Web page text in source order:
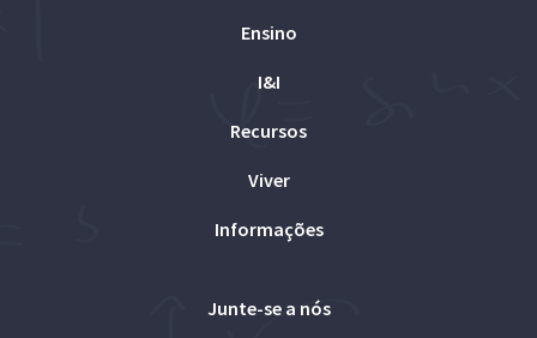
Ensino
I&I
Recursos
Viver
Informações
Junte-se a nós